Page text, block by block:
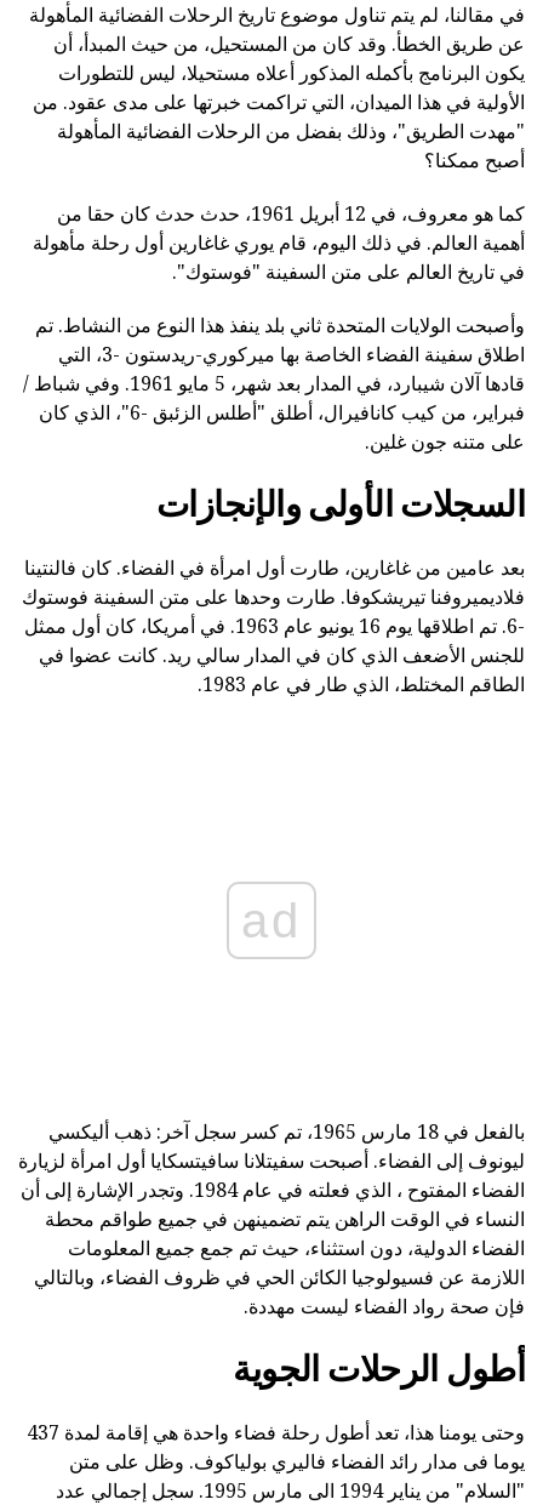
في مقالنا، لم يتم تناول موضوع تاريخ الرحلات الفضائية المأهولة
عن طريق الخطأ. وقد كان من المستحيل، من حيث المبدأ، أن
يكون البرنامج بأكمله المذكور أعلاه مستحيلا، ليس للتطورات
الأولية في هذا الميدان، التي تراكمت خبرتها على مدى عقود. من
"مهدت الطريق"، وذلك بفضل من الرحلات الفضائية المأهولة
أصبح ممكنا؟
كما هو معروف، في 12 أبريل 1961، حدث حدث كان حقا من
أهمية العالم. في ذلك اليوم، قام يوري غاغارين أول رحلة مأهولة
في تاريخ العالم على متن السفينة "فوستوك".
وأصبحت الولايات المتحدة ثاني بلد ينفذ هذا النوع من النشاط. تم
اطلاق سفينة الفضاء الخاصة بها ميركوري-ريدستون -3، التي
قادها آلان شيبارد، في المدار بعد شهر، 5 مايو 1961. وفي شباط /
فبراير، من كيب كانافيرال، أطلق "أطلس الزئبق -6"، الذي كان
على متنه جون غلين.
السجلات الأولى والإنجازات
بعد عامين من غاغارين، طارت أول امرأة في الفضاء. كان فالنتينا
فلاديميروفنا تيريشكوفا. طارت وحدها على متن السفينة فوستوك
-6. تم اطلاقها يوم 16 يونيو عام 1963. في أمريكا، كان أول ممثل
للجنس الأضعف الذي كان في المدار سالي ريد. كانت عضوا في
الطاقم المختلط، الذي طار في عام 1983.
ad
بالفعل في 18 مارس 1965، تم كسر سجل آخر: ذهب أليكسي
ليونوف إلى الفضاء. أصبحت سفيتلانا سافيتسكايا أول امرأة لزيارة
الفضاء المفتوح ، الذي فعلته في عام 1984. وتجدر الإشارة إلى أن
النساء في الوقت الراهن يتم تضمينهن في جميع طواقم محطة
الفضاء الدولية، دون استثناء، حيث تم جمع جميع المعلومات
اللازمة عن فسيولوجيا الكائن الحي في ظروف الفضاء، وبالتالي
فإن صحة رواد الفضاء ليست مهددة.
أطول الرحلات الجوية
وحتى يومنا هذا، تعد أطول رحلة فضاء واحدة هي إقامة لمدة 437
يوما فى مدار رائد الفضاء فاليري بولياكوف. وظل على متن
"السلام" من يناير 1994 الى مارس 1995. سجل إجمالي عدد